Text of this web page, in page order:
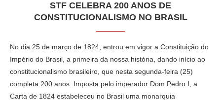
STF CELEBRA 200 ANOS DE
CONSTITUCIONALISMO NO BRASIL
No dia 25 de março de 1824, entrou em vigor a Constituição do
Império do Brasil, a primeira da nossa história, dando início ao
constitucionalismo brasileiro, que nesta segunda-feira (25)
completa 200 anos. Imposta pelo imperador Dom Pedro I, a
Carta de 1824 estabeleceu no Brasil uma monarquia